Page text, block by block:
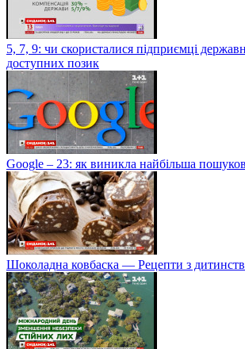
5, 7, 9: чи скористалися підприємці
доступних позик
Google – 23: як виникла найбільша
Шоколадна ковбаска — Рецепти з